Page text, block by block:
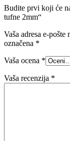
Budite prvi koji će
tufne 2mm“
Vaša adresa e-
označena *
Vaša ocena *
Vaša recenzija *